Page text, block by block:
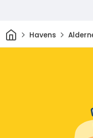
ThuisHavens